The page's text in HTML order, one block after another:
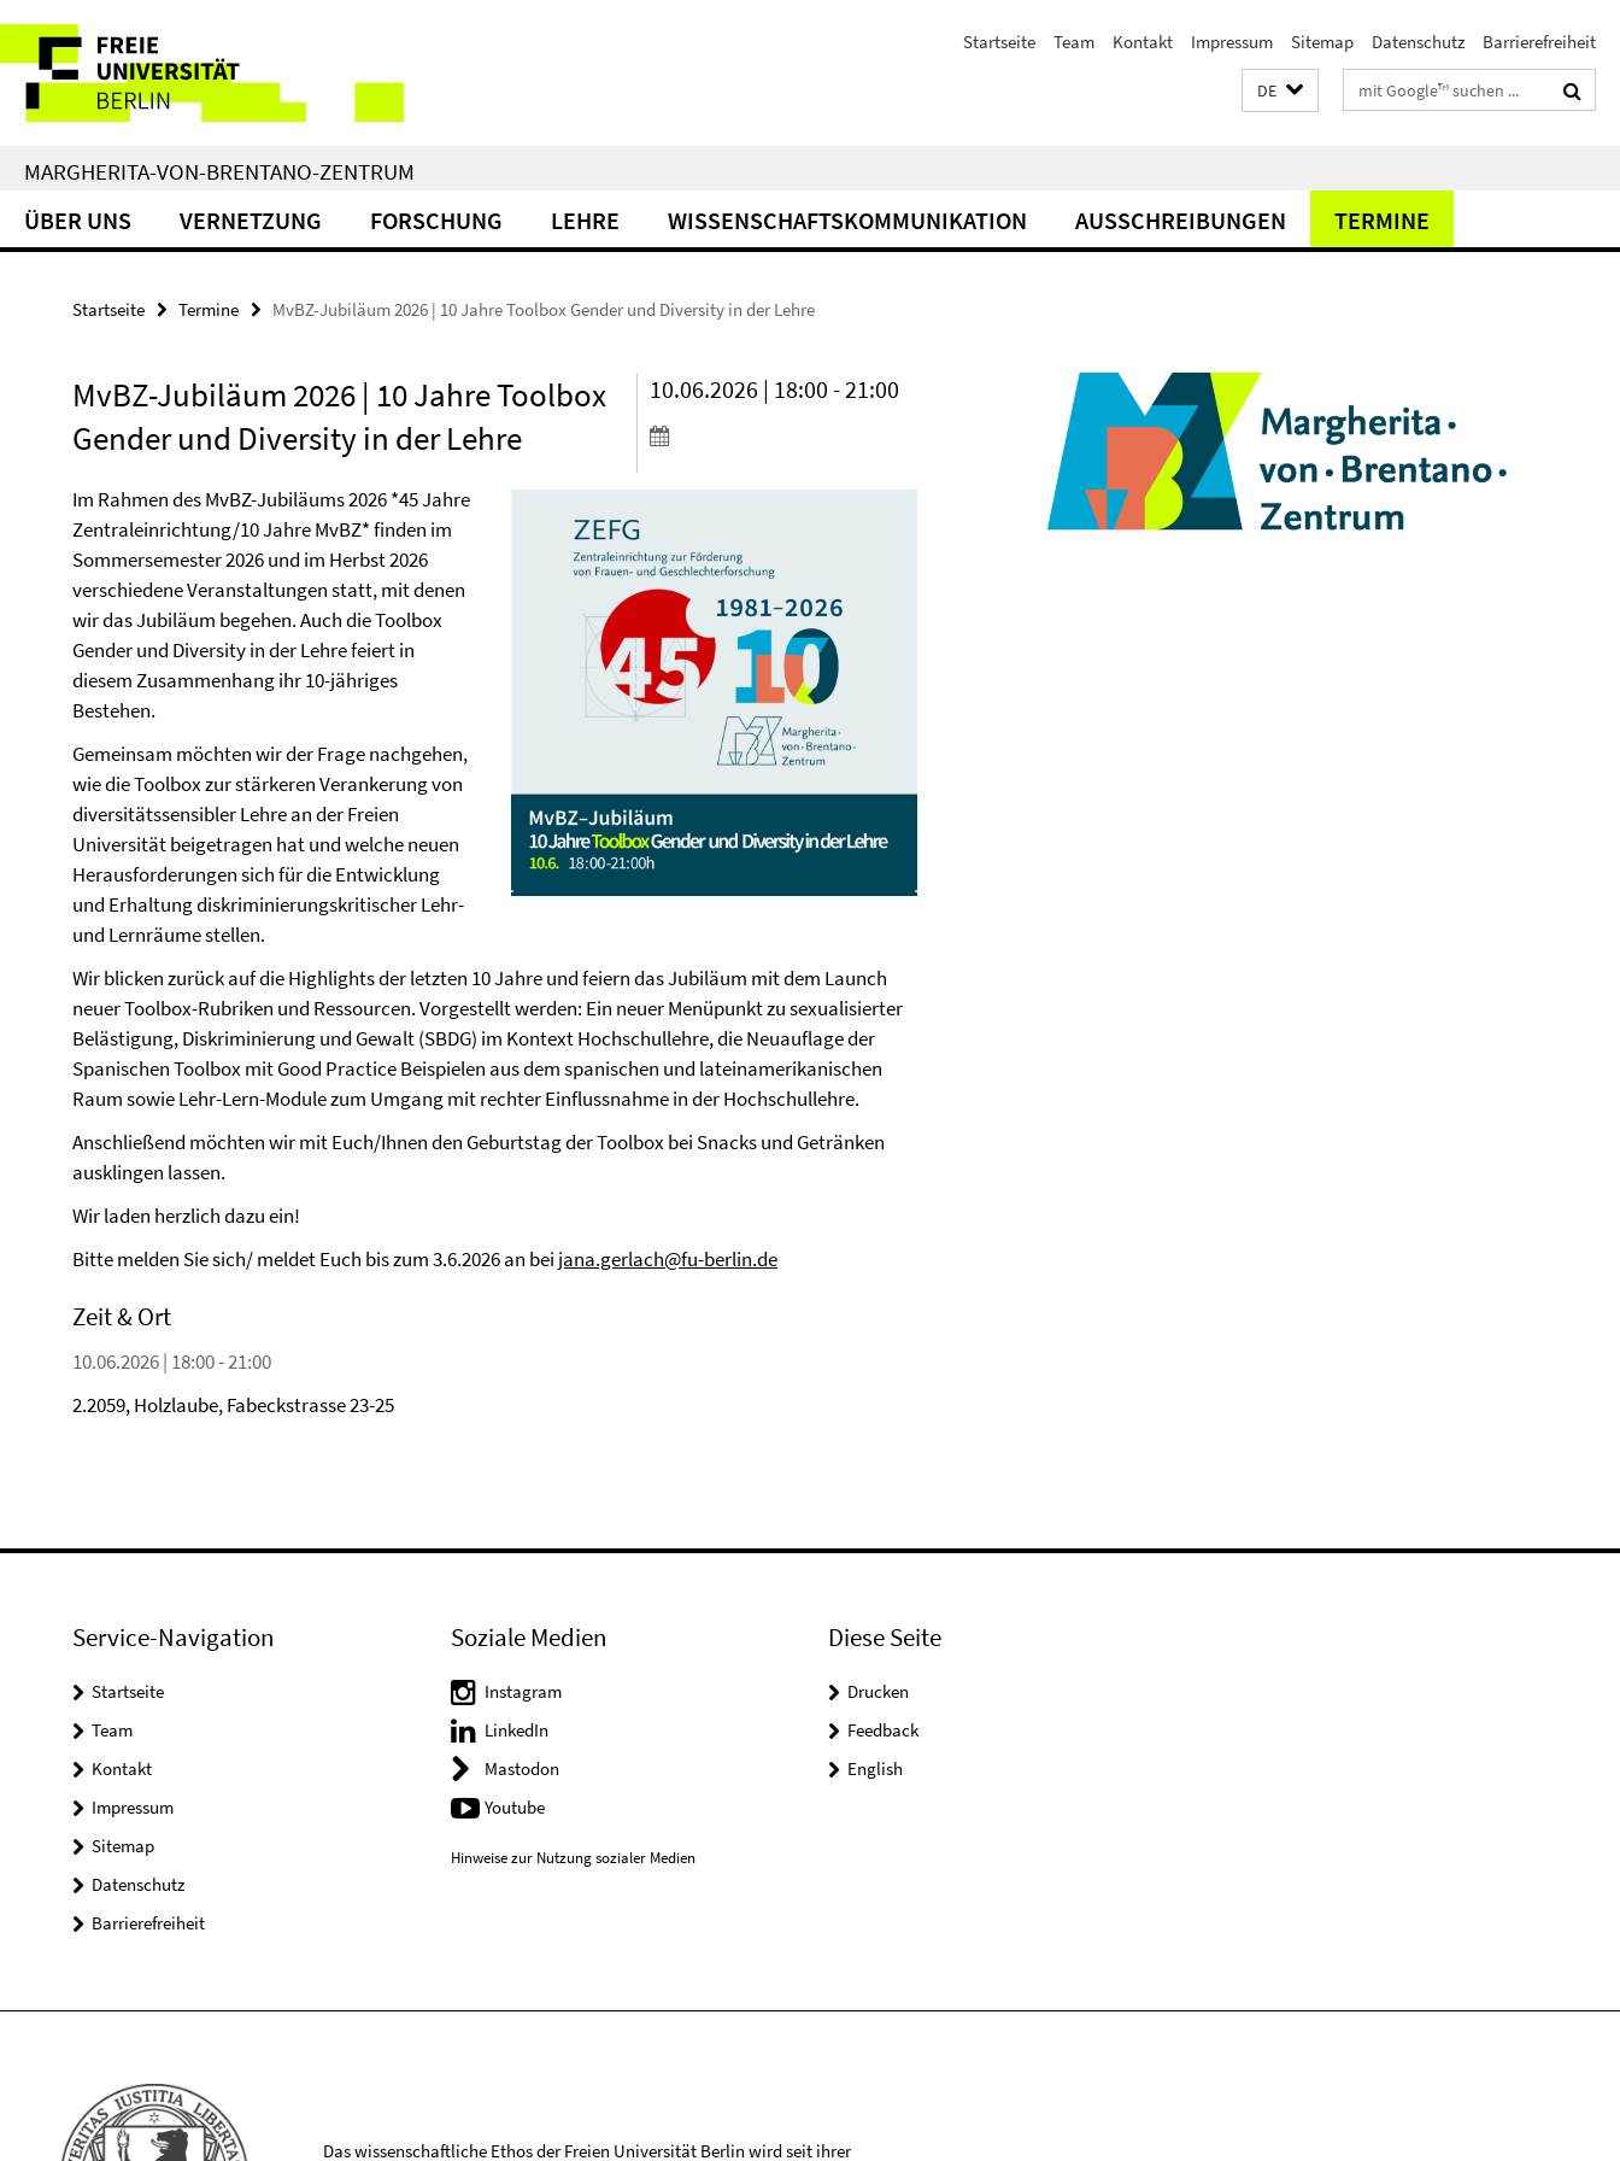
direkt
Inhalt
Service-
Navigation
Startseite Team Kontakt Impressum Sitemap Datenschutz Barrierefreiheit
DE Suchbegriffe
MARGHERITA-VON-BRENTANO-ZENTRUM
ÜBER UNS VERNETZUNG FORSCHUNG LEHRE WISSENSCHAFTSKOMMUNIKATION AUSSCHREIBUNGEN TERMINE
Startseite Termine MvBZ-Jubiläum 2026 | 10 Jahre Toolbox Gender und Diversity in der Lehre
MvBZ-Jubiläum 2026 | 10 Jahre Toolbox
Gender und Diversity in der Lehre
10.06.2026 | 18:00 - 21:00
Im Rahmen des MvBZ-Jubiläums 2026 *45 Jahre
Zentraleinrichtung/10 Jahre MvBZ* finden im
Sommersemester 2026 und im Herbst 2026
verschiedene Veranstaltungen statt, mit denen
wir das Jubiläum begehen. Auch die Toolbox
Gender und Diversity in der Lehre feiert in
diesem Zusammenhang ihr 10-jähriges
Bestehen.
Gemeinsam möchten wir der Frage nachgehen,
wie die Toolbox zur stärkeren Verankerung von
diversitätssensibler Lehre an der Freien
Universität beigetragen hat und welche neuen
Herausforderungen sich für die Entwicklung
und Erhaltung diskriminierungskritischer Lehr-
und Lernräume stellen.
Wir blicken zurück auf die Highlights der letzten 10 Jahre und feiern das Jubiläum mit dem Launch
neuer Toolbox-Rubriken und Ressourcen. Vorgestellt werden: Ein neuer Menüpunkt zu sexualisierter
Belästigung, Diskriminierung und Gewalt (SBDG) im Kontext Hochschullehre, die Neuauflage der
Spanischen Toolbox mit Good Practice Beispielen aus dem spanischen und lateinamerikanischen
Raum sowie Lehr-Lern-Module zum Umgang mit rechter Einflussnahme in der Hochschullehre.
Anschließend möchten wir mit Euch/Ihnen den Geburtstag der Toolbox bei Snacks und Getränken
ausklingen lassen.
Wir laden herzlich dazu ein!
Bitte melden Sie sich/ meldet Euch bis zum 3.6.2026 an bei jana.gerlach@fu-berlin.de
Zeit & Ort
10.06.2026 | 18:00 - 21:00
2.2059, Holzlaube, Fabeckstrasse 23-25
Service-Navigation
Startseite
Team
Kontakt
Impressum
Sitemap
Datenschutz
Barrierefreiheit
Soziale Medien
Instagram
LinkedIn
Mastodon
Youtube
Hinweise zur Nutzung sozialer Medien
Diese Seite
Drucken
Feedback
English
Das wissenschaftliche Ethos der Freien Universität Berlin wird seit ihrer